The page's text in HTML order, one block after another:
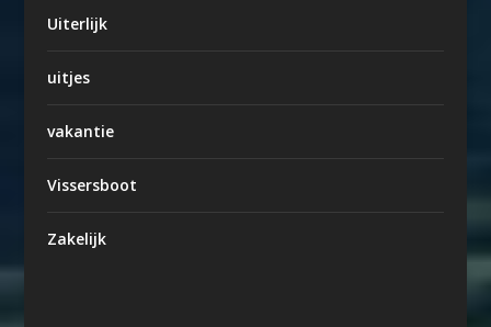
Uiterlijk
uitjes
vakantie
Vissersboot
Zakelijk